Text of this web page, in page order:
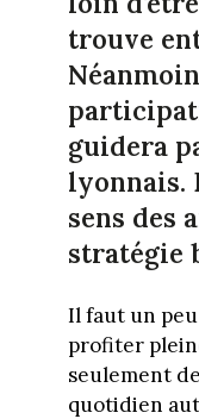
trouve
guidera
lyonnais.
sens des
stratégie
Il faut un
profiter
seulement
quotidien